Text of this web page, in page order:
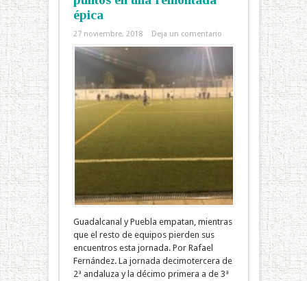
épica
27 noviembre, 2018 Deja un comentario
Guadalcanal y Puebla empatan, mientras
que el resto de equipos pierden sus
encuentros esta jornada. Por Rafael
Fernández. La jornada decimotercera de
2ª andaluza y la décimo primera a de 3ª